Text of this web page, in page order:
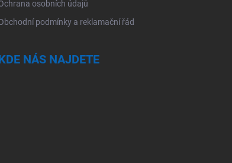
osobních údajů
podmínky a reklamační řád
NÁS NAJDETE